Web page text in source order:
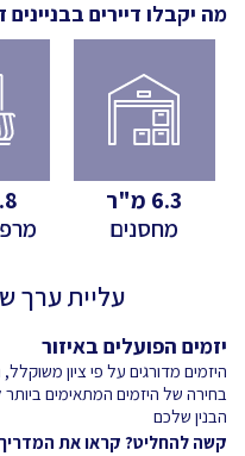
מה יקבלו דיירים
6.3 מ"ר
מחסנים
עליית ערך
יזמים הפועלים באיזור
היזמים מדורגים על פי ציון
בחירה של היזמים המתאימים ביותר
הבנין שלכם
קשה להחליט? קראו את